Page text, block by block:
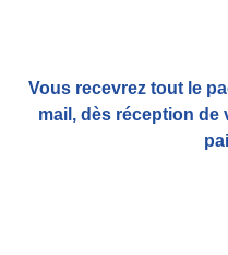
Vous recevrez tout le
mail, dès réception de